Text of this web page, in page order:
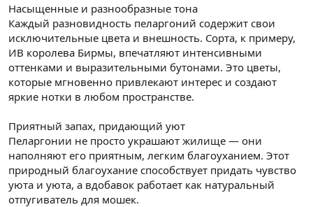
Насыщенные и разнообразные тона
Каждый разновидность пеларгоний содержит свои
исключительные цвета и внешность. Сорта, к примеру,
ИВ королева Бирмы, впечатляют интенсивными
оттенками и выразительными бутонами. Это цветы,
которые мгновенно привлекают интерес и создают
яркие нотки в любом пространстве.
Приятный запах, придающий уют
Пеларгонии не просто украшают жилище — они
наполняют его приятным, легким благоуханием. Этот
природный благоухание способствует придать чувство
уюта и уюта, а вдобавок работает как натуральный
отпугиватель для мошек.